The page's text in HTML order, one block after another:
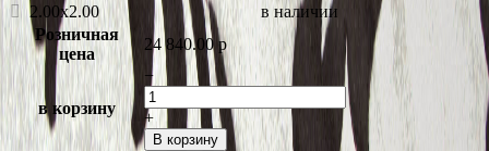
2.00x2.00
в наличии
Розничная
цена
24 840.00 p
в корзину
−
+
В корзину